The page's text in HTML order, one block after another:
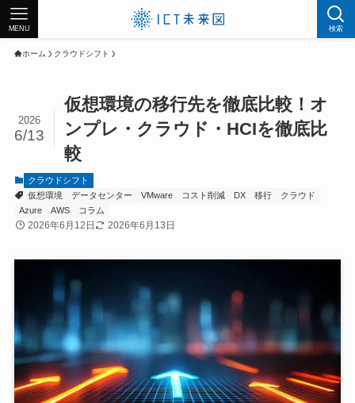
検索
MENU
ホーム クラウドシフト
仮想環境の移行先を徹底比較！オ
ンプレ・クラウド・HCIを徹底比
較
2026
6/13
クラウドシフト
仮想環境
データセンター VMware コスト削減 DX 移行
クラウド
Azure
AWS コラム
2026年6月12日 2026年6月13日